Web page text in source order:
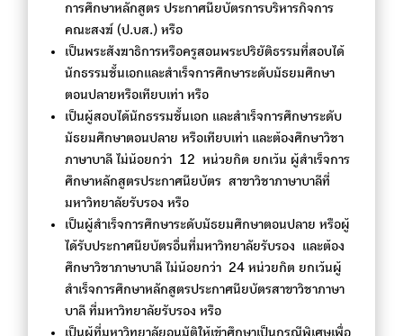
การศึกษาหลักสูตร ประกาศนียบัตรการบริหารกิจการ
คณะสงฆ์ (ป.บส.) หรือ
เป็นพระสังฆาธิการหรือครูสอนพระปริยัติธรรมที่สอบได้
นักธรรมชั้นเอกและสำเร็จการศึกษาระดับมัธยมศึกษา
ตอนปลายหรือเทียบเท่า หรือ
เป็นผู้สอบได้นักธรรมชั้นเอก และสำเร็จการศึกษาระดับ
มัธยมศึกษาตอนปลาย หรือเทียบเท่า และต้องศึกษาวิชา
ภาษาบาลี ไม่น้อยกว่า 12 หน่วยกิต ยกเว้น ผู้สำเร็จการ
ศึกษาหลักสูตรประกาศนียบัตร สาขาวิชาภาษาบาลีที่
มหาวิทยาลัยรับรอง หรือ
เป็นผู้สำเร็จการศึกษาระดับมัธยมศึกษาตอนปลาย หรือผู้
ได้รับประกาศนียบัตรอื่นที่มหาวิทยาลัยรับรอง และต้อง
ศึกษาวิชาภาษาบาลี ไม่น้อยกว่า 24 หน่วยกิต ยกเว้นผู้
สำเร็จการศึกษาหลักสูตรประกาศนียบัตรสาขาวิชาภาษา
บาลี ที่มหาวิทยาลัยรับรอง หรือ
เป็นผู้ที่มหาวิทยาลัยอนุมัติให้เข้าศึกษาเป็นกรณีพิเศษเพื่อ